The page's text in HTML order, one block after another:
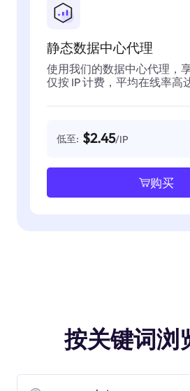
静态数据中心代理
使用我们的数据中心代理，
仅按 IP 计费，平均在线率高达
低至: $2.45/IP
购买
按关键词浏